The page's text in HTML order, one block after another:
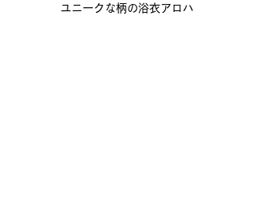
ユニークな柄の浴衣アロハ